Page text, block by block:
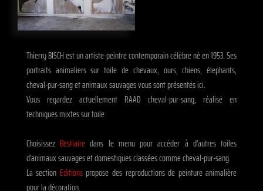
Thierry BISCH est un artiste-peintre contemporain célèbre né en 1953. Ses
portraits animaliers sur toile de chevaux, ours, chiens, élephants,
cheval-pur-sang et animaux sauvages vous sont présentés ici.
Vous regardez actuellement RAAD cheval-pur-sang, réalisé en
techniques mixtes sur toile
Choisissez Bestiaire dans le menu pour accéder à d'autres toiles
d'animaux sauvages et domestiques classées comme cheval-pur-sang.
La section Editionspropose des reproductions de peinture animalière
pour la décoration.